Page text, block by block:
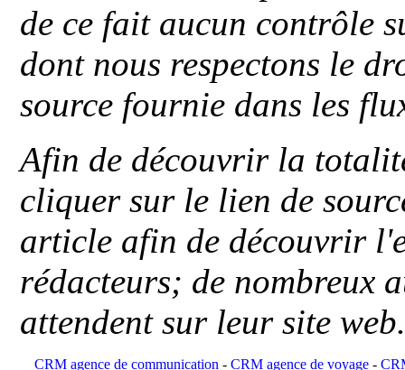
de ce fait aucun contrôle
dont nous respectons le
source fournie dans les
Afin de découvrir la
cliquer sur le lien de
article afin de découvrir
rédacteurs; de nombreux
attendent sur leur site
CRM agence de communication -CRM agence de voyage -